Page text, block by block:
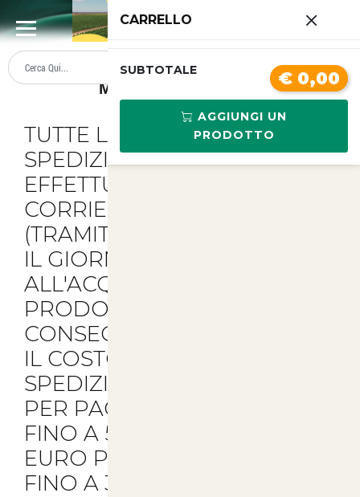
Metodi Di Spedizione
TUTTE LE NOSTRE
SPEDIZIONI VENGONO
EFFETTUATE CON
CORRIERE GLS O SDA
(TRAMITE POSTE ITALIANE)
IL GIORNO SUCCESSIVO
ALL'ACQUISTO DEL
PRODOTTO
CONSEGNA IN 24/48 ORE.
IL COSTO PER OGNI
SPEDIZIONE È DI 5.90 EURO
PER PACCHI
FINO A 5KG DI MERCE E 8
EURO PER TUTTI GLI ALTRI
FINO A 30KG.
CARRELLO
SUBTOTALE € 0,00
AGGIUNGI UN
PRODOTTO